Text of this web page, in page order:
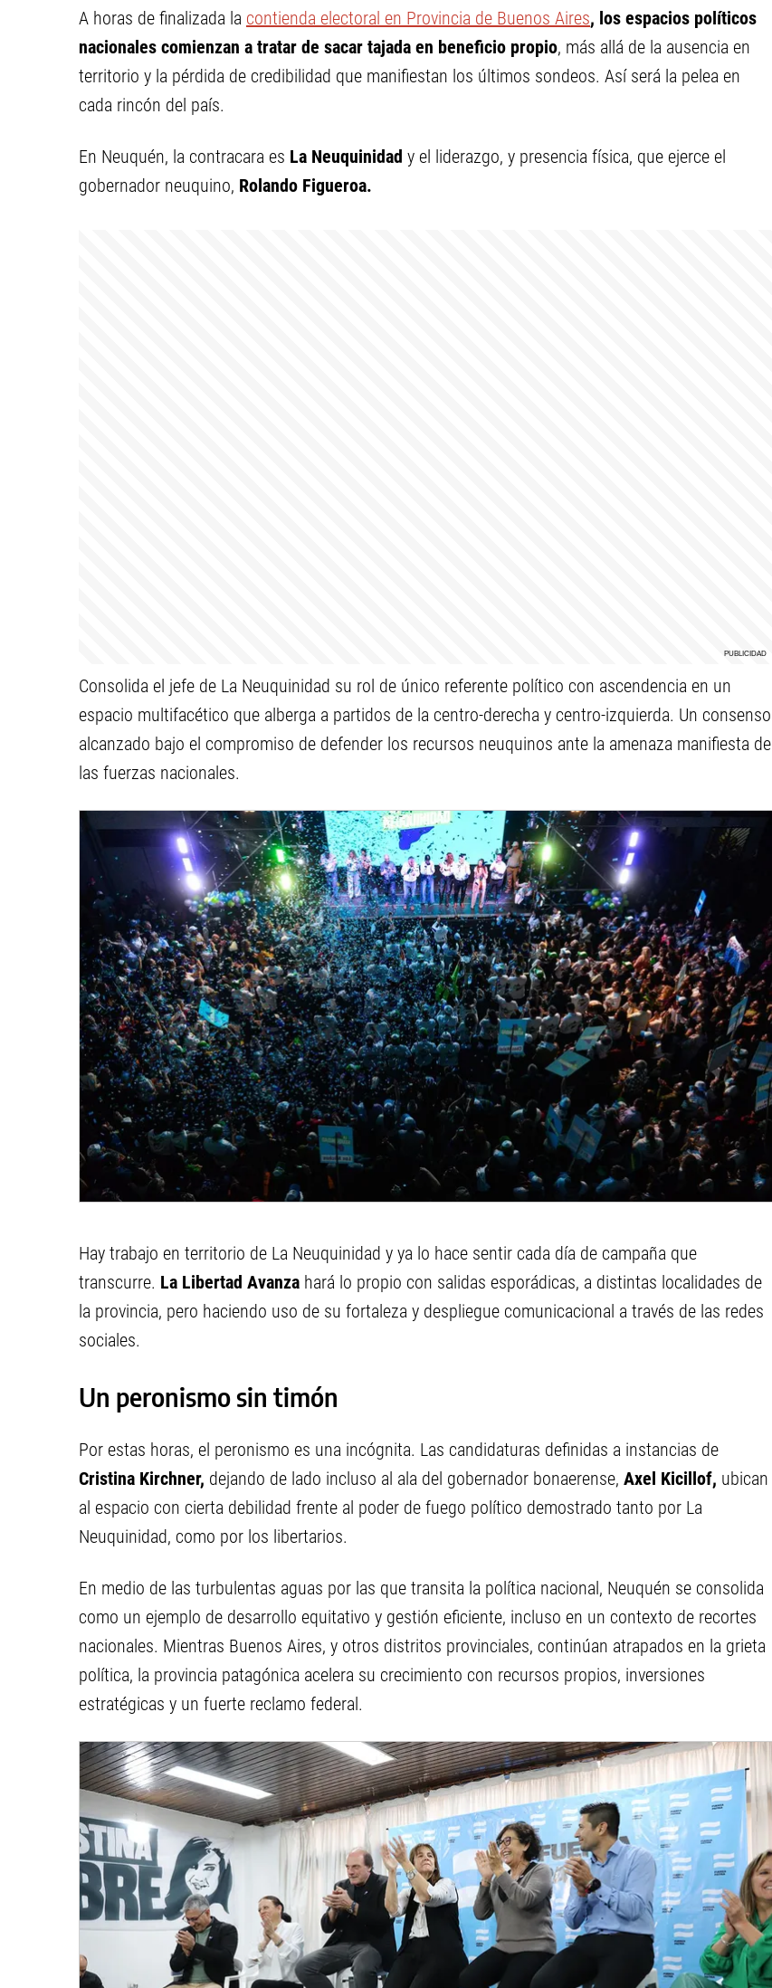
A horas de finalizada la contienda electoral en Provincia de Buenos Aires, los espacios políticos
nacionales comienzan a tratar de sacar tajada en beneficio propio, más allá de la ausencia en
territorio y la pérdida de credibilidad que manifiestan los últimos sondeos. Así será la pelea en
cada rincón del país.
En Neuquén, la contracara es La Neuquinidad y el liderazgo, y presencia física, que ejerce el
gobernador neuquino, Rolando Figueroa.
Consolida el jefe de La Neuquinidad su rol de único referente político con ascendencia en un
espacio multifacético que alberga a partidos de la centro-derecha y centro-izquierda. Un consenso
alcanzado bajo el compromiso de defender los recursos neuquinos ante la amenaza manifiesta de
las fuerzas nacionales.
Hay trabajo en territorio de La Neuquinidad y ya lo hace sentir cada día de campaña que
transcurre. La Libertad Avanza hará lo propio con salidas esporádicas, a distintas localidades de
la provincia, pero haciendo uso de su fortaleza y despliegue comunicacional a través de las redes
sociales.
Un peronismo sin timón
Por estas horas, el peronismo es una incógnita. Las candidaturas definidas a instancias de
Cristina Kirchner, dejando de lado incluso al ala del gobernador bonaerense, Axel Kicillof, ubican
al espacio con cierta debilidad frente al poder de fuego político demostrado tanto por La
Neuquinidad, como por los libertarios.
En medio de las turbulentas aguas por las que transita la política nacional, Neuquén se consolida
como un ejemplo de desarrollo equitativo y gestión eficiente, incluso en un contexto de recortes
nacionales. Mientras Buenos Aires, y otros distritos provinciales, continúan atrapados en la grieta
política, la provincia patagónica acelera su crecimiento con recursos propios, inversiones
estratégicas y un fuerte reclamo federal.